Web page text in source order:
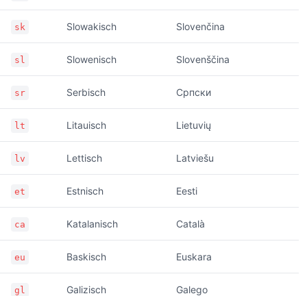
sk Slowakisch Slovenčina
sl Slowenisch Slovenščina
sr Serbisch Српски
lt Litauisch Lietuvių
lv Lettisch Latviešu
et Estnisch Eesti
ca Katalanisch Català
eu Baskisch Euskara
gl Galizisch Galego